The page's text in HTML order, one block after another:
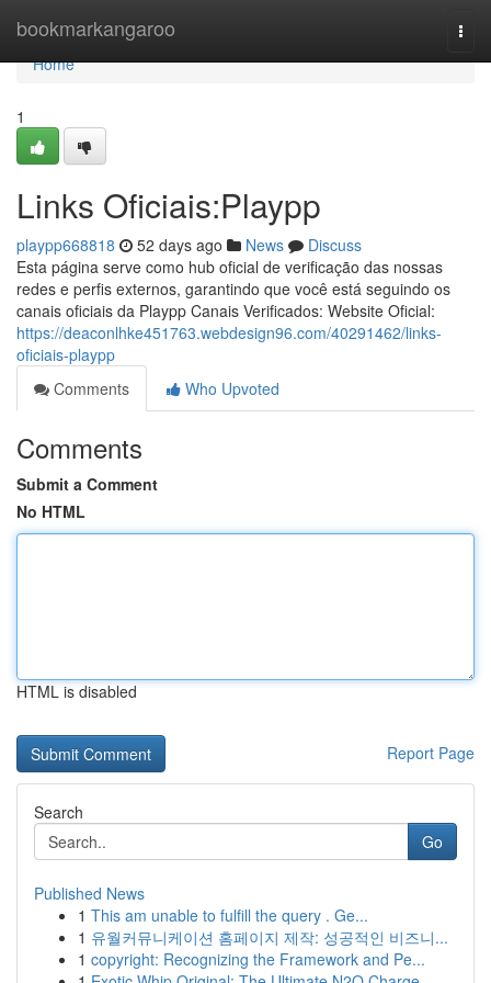
bookmarkangaroo
Home
Home
1
Links Oficiais:Playpp
playpp668818 52 days ago News
Discuss
Esta página serve como hub oficial de verificação das nossas
redes e perfis externos, garantindo que você está seguindo os
canais oficiais da Playpp Canais Verificados: Website Oficial:
https://deaconlhke451763.webdesign96.com/40291462/links-
oficiais-playpp
Comments
Who Upvoted
Comments
Submit a Comment
No HTML
HTML is disabled
Report Page
Search
Go
Published News
1 This am unable to fulfill the query . Ge...
1 유월커뮤니케이션 홈페이지 제작: 성공적인 비즈니...
1 copyright: Recognizing the Framework and Pe...